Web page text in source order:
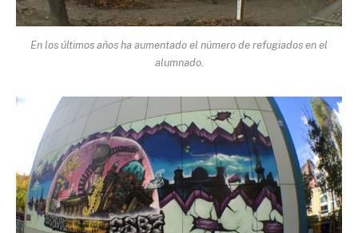
En los últimos años ha aumentado el número de refugiados en el
alumnado.